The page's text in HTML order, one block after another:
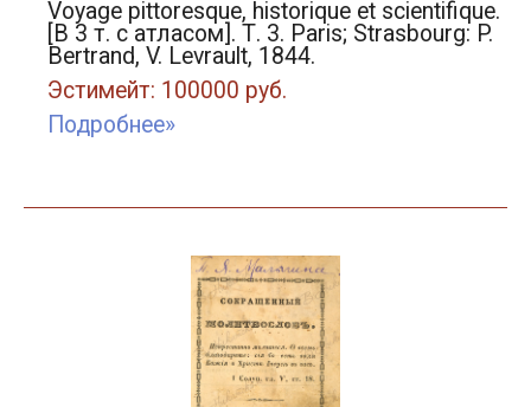
Voyage pittoresque, historique et scientifique.
[В 3 т. с атласом]. Т. 3. Paris; Strasbourg: P.
Bertrand, V. Levrault, 1844.
Эстимейт: 100000 руб.
Подробнее»